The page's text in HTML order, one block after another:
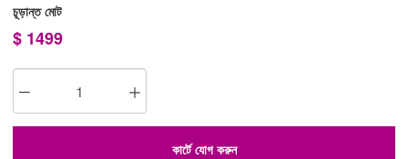
চূড়ান্ত মোট
$ 1499
কার্টে যোগ করুন